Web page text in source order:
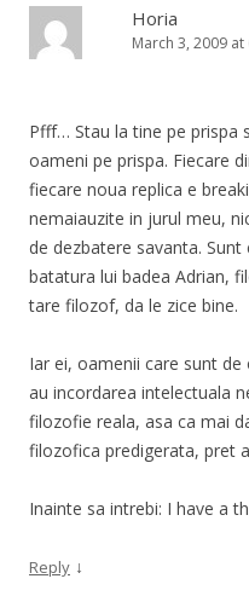
Horia
March 3, 2009 at
Pfff… Stau la tine pe prispa
oameni pe prispa. Fiecare
fiecare noua replica e
nemaiauzite in jurul meu,
de dezbatere savanta.
batatura lui badea Adrian,
tare filozof, da le zice bine.
Iar ei, oamenii care sunt
au incordarea intelectuala
filozofie reala, asa ca mai
filozofica predigerata, pret
Inainte sa intrebi: I have a
Reply ↓